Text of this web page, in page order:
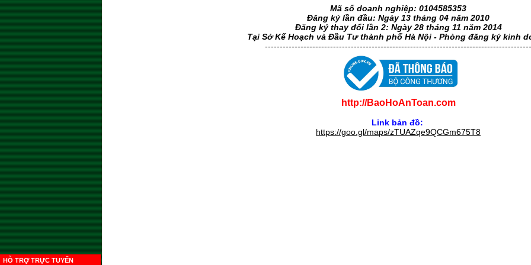
HỖ TRỢ TRỰC TUYẾN
Mã số doanh nghiệp: 0104585353
Đăng ký lần đầu: Ngày 13 tháng 04 năm 2010
Đăng ký thay đổi lần 2: Ngày 28 tháng 11 năm 2014
Tại Sở Kế Hoạch và Đầu Tư thành phố Hà Nội - Phòng đăng ký kinh
------------------------------------------------------------------------------------------
http://BaoHoAnToan.com
Link bản đồ:
https://goo.gl/maps/zTUAZqe9QCGm675T8